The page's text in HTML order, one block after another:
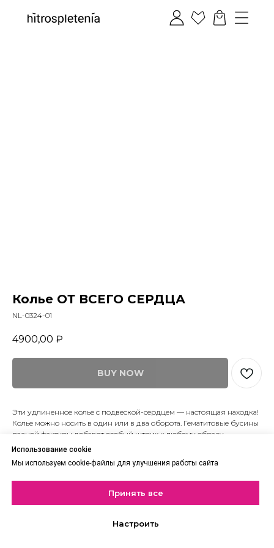
Использование cookie
Мы используем cookie-файлы для улучшения работы сайта
Принять все
Настроить
Колье ОТ ВСЕГО СЕРДЦА
NL-0324-01
4900,00 ₽
BUY NOW
Эти удлиненное колье с подвеской-сердцем — настоящая находка!
Колье можно носить в один или в два оборота. Гематитовые бусины
разной фактуры добавят особый штрих к любому образу.